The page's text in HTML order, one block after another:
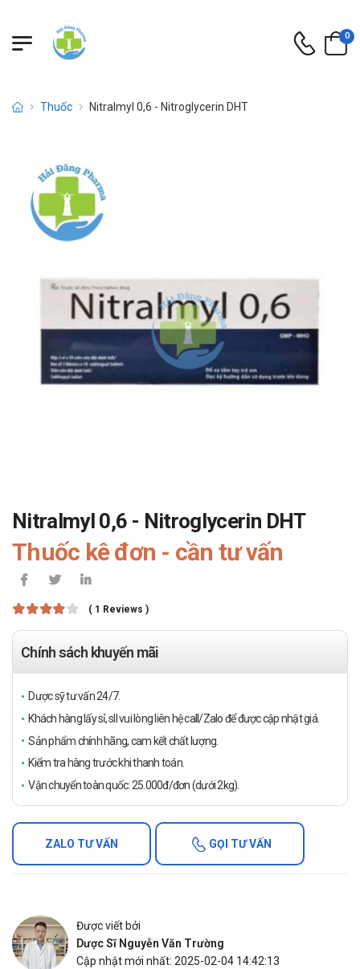
0
Thuốc Nitralmyl 0,6 - Nitroglycerin DHT
Nitralmyl 0,6 - Nitroglycerin DHT
Thuốc kê đơn - cần tư vấn
( 1 Reviews )
Chính sách khuyến mãi
Dược sỹ tư vấn 24/7.
Khách hàng lấy sỉ, sll vui lòng liên hệ call/Zalo để được cập nhật giá.
Sản phẩm chính hãng, cam kết chất lượng.
Kiểm tra hàng trước khi thanh toán.
Vận chuyển toàn quốc: 25.000đ/đơn (dưới 2kg).
ZALO TƯ VẤN GỌI TƯ VẤN
Được viết bởi
Dược Sĩ Nguyễn Văn Trường
Cập nhật mới nhất: 2025-02-04 14:42:13